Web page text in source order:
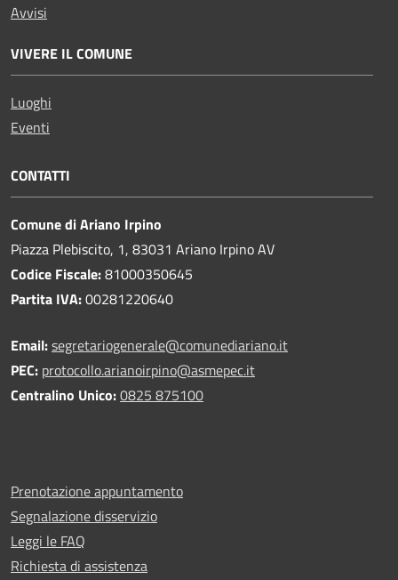
Avvisi
VIVERE IL COMUNE
Luoghi
Eventi
CONTATTI
Comune di Ariano Irpino
Piazza Plebiscito, 1, 83031 Ariano Irpino AV
Codice Fiscale:81000350645
Partita IVA:00281220640
Email:segretariogenerale@comunediariano.it
PEC: protocollo.arianoirpino@asmepec.it
Centralino Unico:0825 875100
Prenotazione appuntamento
Segnalazione disservizio
Leggi le FAQ
Richiesta di assistenza